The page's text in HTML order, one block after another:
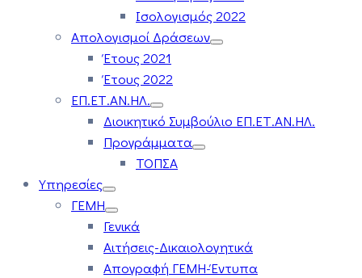
Ισολογισμός 2022
Απολογισμοί Δράσεων
Έτους 2021
Έτους 2022
ΕΠ.ΕΤ.ΑΝ.ΗΛ.
Διοικητικό Συμβούλιο ΕΠ.ΕΤ.ΑΝ.ΗΛ.
Προγράμματα
ΤΟΠΣΑ
Υπηρεσίες
ΓΕΜΗ
Γενικά
Αιτήσεις-Δικαιολογητικά
Απογραφή ΓΕΜΗ-Έντυπα